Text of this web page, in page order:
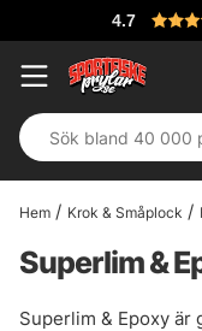
Hem Krok & Småplock
Superlim &
Superlim & Epoxy är